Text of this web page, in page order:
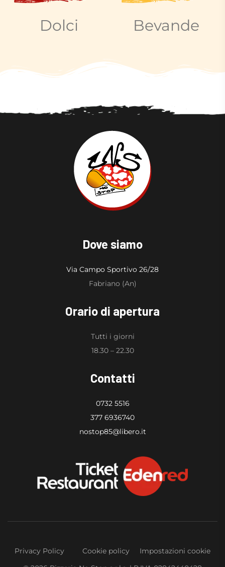
Dolci Bevande
Dove siamo
Via Campo Sportivo 26/28
Fabriano (An)
Orario di apertura
Tutti i giorni
18.30 – 22.30
Contatti
0732 5516
377 6936740
nostop85@libero.it
Privacy Policy Cookie policy
Impostazioni cookie